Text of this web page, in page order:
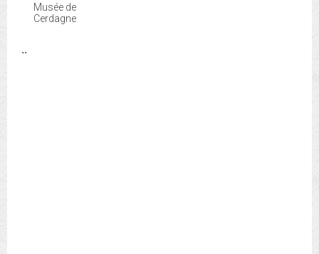
Musée de
Cerdagne
..